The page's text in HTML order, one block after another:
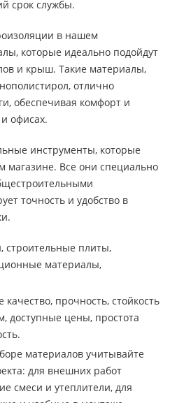
срок службы.
в нашем
которые идеально подойдут
и крыш. Такие материалы,
отлично
обеспечивая комфорт и
офисах.
инструменты, которые
Все они специально
точность и удобство в
строительные плиты,
материалы,
качество, прочность, стойкость
доступные цены, простота
материалов учитывайте
для внешних работ
смеси и утеплители, для